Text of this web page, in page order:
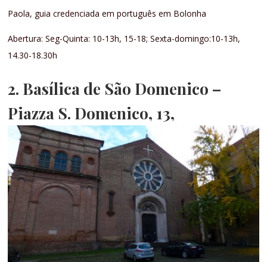
Paola, guia credenciada em português em Bolonha
Abertura: Seg-Quinta: 10-13h, 15-18; Sexta-domingo:10-13h,
14.30-18.30h
2. Basílica de São Domenico –
Piazza S. Domenico, 13,